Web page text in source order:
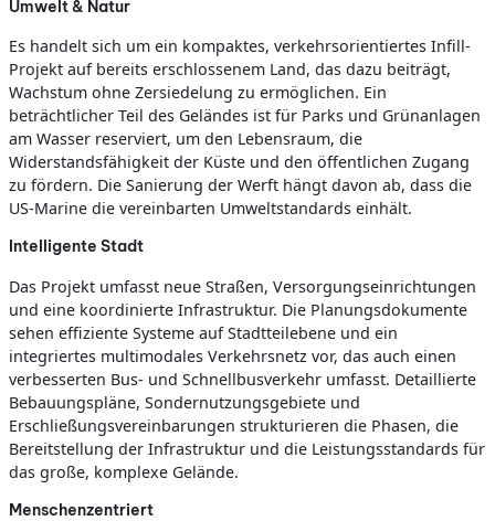
Umwelt & Natur
Es handelt sich um ein kompaktes, verkehrsorientiertes Infill-
Projekt auf bereits erschlossenem Land, das dazu beiträgt,
Wachstum ohne Zersiedelung zu ermöglichen. Ein
beträchtlicher Teil des Geländes ist für Parks und Grünanlagen
am Wasser reserviert, um den Lebensraum, die
Widerstandsfähigkeit der Küste und den öffentlichen Zugang
zu fördern. Die Sanierung der Werft hängt davon ab, dass die
US-Marine die vereinbarten Umweltstandards einhält.
Intelligente Stadt
Das Projekt umfasst neue Straßen, Versorgungseinrichtungen
und eine koordinierte Infrastruktur. Die Planungsdokumente
sehen effiziente Systeme auf Stadtteilebene und ein
integriertes multimodales Verkehrsnetz vor, das auch einen
verbesserten Bus- und Schnellbusverkehr umfasst. Detaillierte
Bebauungspläne, Sondernutzungsgebiete und
Erschließungsvereinbarungen strukturieren die Phasen, die
Bereitstellung der Infrastruktur und die Leistungsstandards für
das große, komplexe Gelände.
Menschenzentriert